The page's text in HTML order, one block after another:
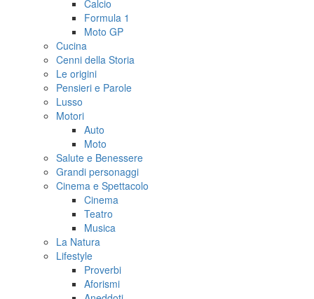
Calcio
Formula 1
Moto GP
Cucina
Cenni della Storia
Le origini
Pensieri e Parole
Lusso
Motori
Auto
Moto
Salute e Benessere
Grandi personaggi
Cinema e Spettacolo
Cinema
Teatro
Musica
La Natura
Lifestyle
Proverbi
Aforismi